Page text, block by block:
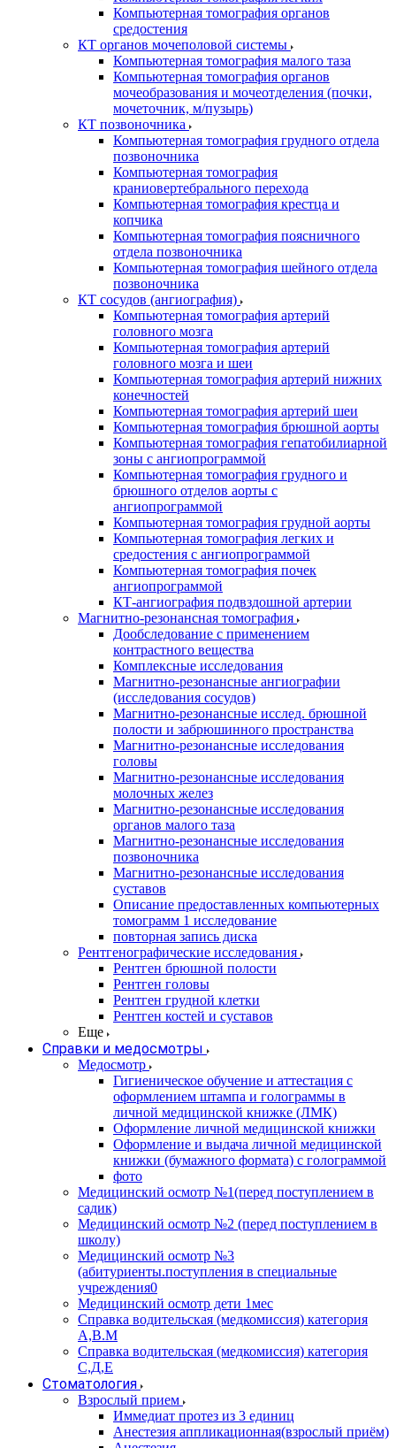
Компьютерная томография органов
средостения
КТ органов мочеполовой системы
Компьютерная томография малого таза
Компьютерная томография органов
мочеобразования и мочеотделения (почки,
мочеточник, м/пузырь)
КТ позвоночника
Компьютерная томография грудного отдела
позвоночника
Компьютерная томография
краниовертебрального перехода
Компьютерная томография крестца и
копчика
Компьютерная томография поясничного
отдела позвоночника
Компьютерная томография шейного отдела
позвоночника
КТ сосудов (ангиография)
Компьютерная томография артерий
головного мозга
Компьютерная томография артерий
головного мозга и шеи
Компьютерная томография артерий нижних
конечностей
Компьютерная томография артерий шеи
Компьютерная томография брюшной аорты
Компьютерная томография гепатобилиарной
зоны с ангиопрограммой
Компьютерная томография грудного и
брюшного отделов аорты с
ангиопрограммой
Компьютерная томография грудной аорты
Компьютерная томография легких и
средостения с ангиопрограммой
Компьютерная томография почек
ангиопрограммой
КТ-ангиография подвздошной артерии
Магнитно-резонансная томография
Дообследование с применением
контрастного вещества
Комплексные исследования
Магнитно-резонансные ангиографии
(исследования сосудов)
Магнитно-резонансные исслед. брюшной
полости и забрюшинного пространства
Магнитно-резонансные исследования
головы
Магнитно-резонансные исследования
молочных желез
Магнитно-резонансные исследования
органов малого таза
Магнитно-резонансные исследования
позвоночника
Магнитно-резонансные исследования
суставов
Описание предоставленных компьютерных
томограмм 1 исследование
повторная запись диска
Рентгенографические исследования
Рентген брюшной полости
Рентген головы
Рентген грудной клетки
Рентген костей и суставов
Еще
Справки и медосмотры
Медосмотр
Гигиеническое обучение и аттестация с
оформлением штампа и голограммы в
личной медицинской книжке (ЛМК)
Оформление личной медицинской книжки
Оформление и выдача личной медицинской
книжки (бумажного формата) с голограммой
фото
Медицинский осмотр №1(перед поступлением в
садик)
Медицинский осмотр №2 (перед поступлением в
школу)
Медицинский осмотр №3
(абитуриенты.поступления в специальные
учреждения0
Медицинский осмотр дети 1мес
Справка водительская (медкомиссия) категория
А,В.М
Справка водительская (медкомиссия) категория
С,Д,Е
Стоматология
Взрослый прием
Иммедиат протез из 3 единиц
Анестезия аппликационная(взрослый приём)